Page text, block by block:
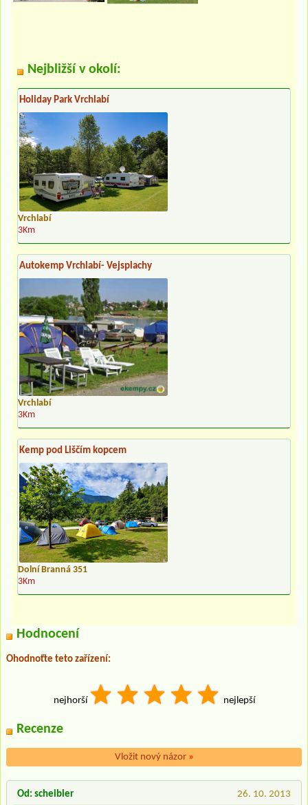
Nejbližší v okolí:
Holiday Park Vrchlabí
Vrchlabí
3Km
Autokemp Vrchlabí- Vejsplachy
Vrchlabí
3Km
Kemp pod Liščím kopcem
Dolní Branná 351
3Km
Hodnocení
Ohodnoťte teto zařízení:
nejhorší nejlepší
Recenze
Vložit nový názor »
26. 10. 2013
Od: scheibler